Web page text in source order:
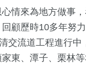
情來為地方做事
顧歷時10多年努
交流道工程進行
東、潭子、栗林等